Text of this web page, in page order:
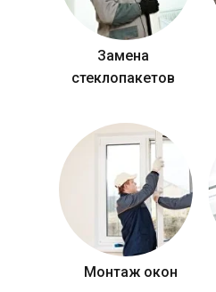
Замена
стеклопакетов
Монтаж окон